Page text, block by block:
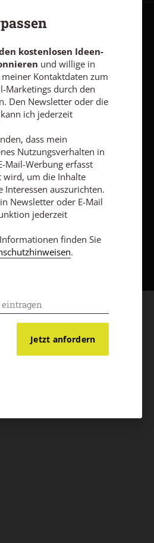
Datenschutz
Impressum
Abo online kündigen
Nach oben
kostenlosen Ideen-
und willige in
Kontaktdaten zum
Marketings durch den
Den Newsletter oder die
ich jederzeit
dass mein
Nutzungsverhalten in
Mail-Werbung erfasst
wird, um die Inhalte
Interessen auszurichten.
Newsletter oder E-Mail
jederzeit
finden Sie
.
Jetzt anfordern